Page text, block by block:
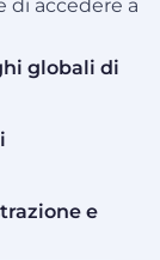
di accedere a
globali di
e